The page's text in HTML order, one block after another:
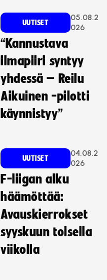
UUTISET
05.08.2
026
“Kannustava
ilmapiiri syntyy
yhdessä – Reilu
Aikuinen -pilotti
käynnistyy”
UUTISET
04.08.2
026
F-liigan alku
häämöttää:
Avauskierrokset
syyskuun toisella
viikolla